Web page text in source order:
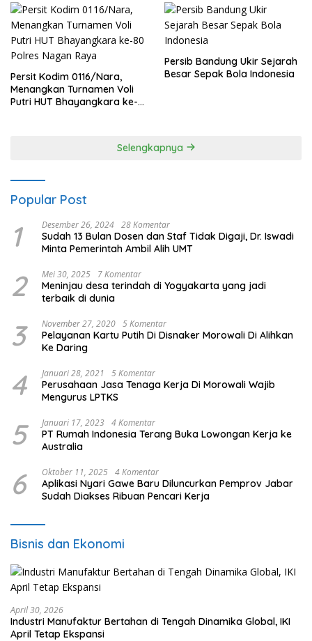
Persit Kodim 0116/Nara,
Menangkan Turnamen Voli
Putri HUT Bhayangkara ke-
Persib Bandung Ukir Sejarah
Besar Sepak Bola Indonesia
Selengkapnya
Popular Post
1 Desember 26, 2024 28 Komentar
Sudah 13 Bulan Dosen dan Staf Tidak Digaji, Dr. Iswadi
Minta Pemerintah Ambil Alih UMT
2 Mei 30, 2025 7 Komentar
Meninjau desa terindah di Yogyakarta yang jadi
terbaik di dunia
3 November 27, 2020 5 Komentar
Pelayanan Kartu Putih Di Disnaker Morowali Di Alihkan
Ke Daring
4 Januari 28, 2021 5 Komentar
Perusahaan Jasa Tenaga Kerja Di Morowali Wajib
Mengurus LPTKS
5 Januari 17, 2023 4 Komentar
PT Rumah Indonesia Terang Buka Lowongan Kerja ke
Australia
6 Oktober 11, 2025 4 Komentar
Aplikasi Nyari Gawe Baru Diluncurkan Pemprov Jabar
Sudah Diakses Ribuan Pencari Kerja
Bisnis dan Ekonomi
April 30, 2026
Industri Manufaktur Bertahan di Tengah Dinamika Global, IKI
April Tetap Ekspansi